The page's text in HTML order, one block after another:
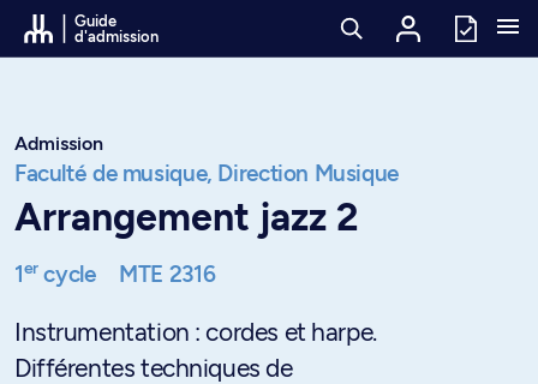
Passer au contenu
Guide
d'admission
Admission
Faculté de musique, Direction Musique
Arrangement jazz 2
1ercycle MTE 2316
Instrumentation : cordes et harpe.
Différentes techniques de